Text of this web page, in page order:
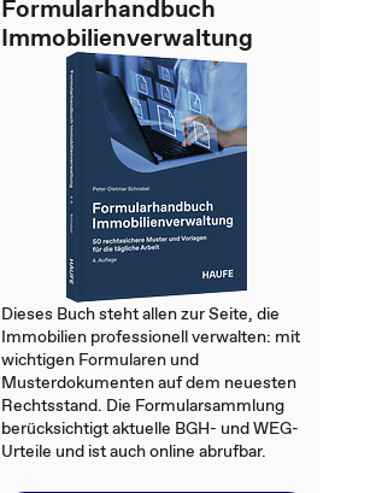
Formularhandbuch
Immobilienverwaltung
Dieses Buch steht allen zur Seite, die
Immobilien professionell verwalten: mit
wichtigen Formularen und
Musterdokumenten auf dem neuesten
Rechtsstand. Die Formularsammlung
berücksichtigt aktuelle BGH- und WEG-
Urteile und ist auch online abrufbar.